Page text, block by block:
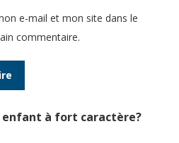
e-mail et mon site dans le
commentaire.
enfant à fort caractère?